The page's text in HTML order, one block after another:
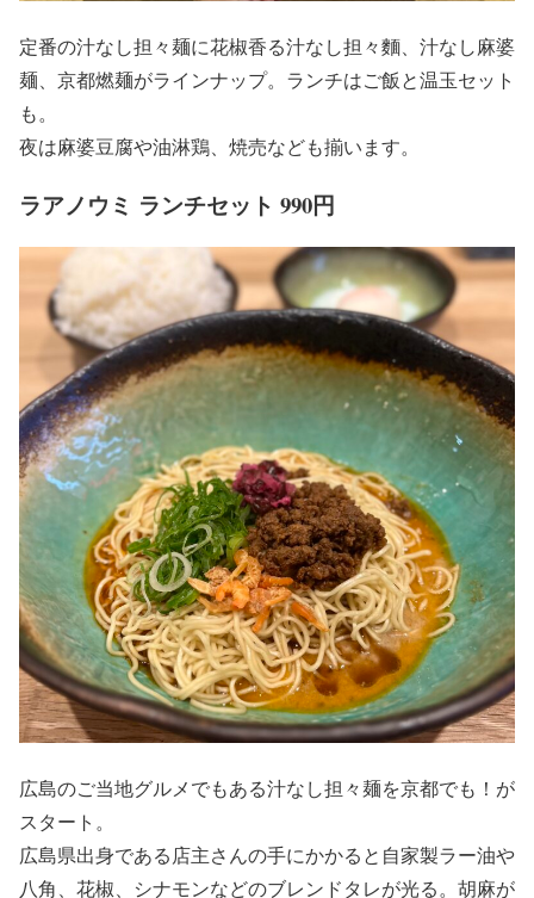
定番の汁なし担々麺に花椒香る汁なし担々麵、汁なし麻婆
麺、京都燃麺がラインナップ。ランチはご飯と温玉セット
も。
夜は麻婆豆腐や油淋鶏、焼売なども揃います。
ラアノウミ ランチセット 990円
広島のご当地グルメでもある汁なし担々麺を京都でも！が
スタート。
広島県出身である店主さんの手にかかると自家製ラー油や
八角、花椒、シナモンなどのブレンドタレが光る。胡麻が